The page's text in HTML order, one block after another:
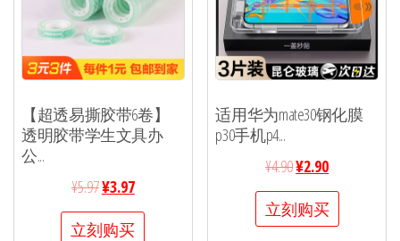
【超透易撕胶带6卷】
透明胶带学生文具办
公...
¥5.97¥3.97
立刻购买
适用华为mate30钢化膜
p30手机p4...
¥4.90¥2.90
立刻购买